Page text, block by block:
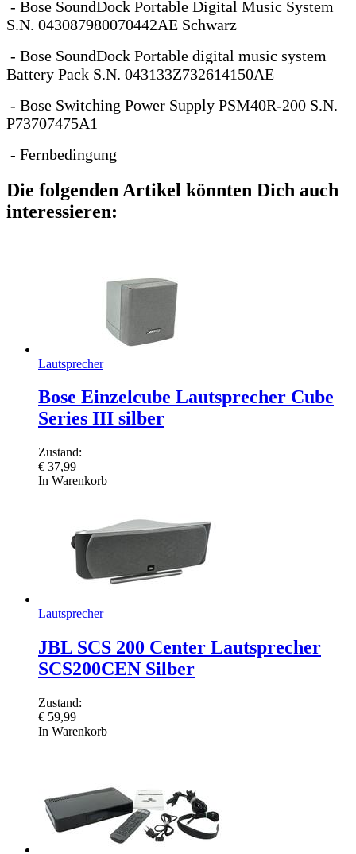
- Bose SoundDock Portable Digital Music System
S.N. 043087980070442AE Schwarz
- Bose SoundDock Portable digital music system
Battery Pack S.N. 043133Z732614150AE
- Bose Switching Power Supply PSM40R-200 S.N.
P73707475A1
- Fernbedingung
Die folgenden Artikel könnten Dich auch
interessieren:
Lautsprecher
Bose Einzelcube Lautsprecher Cube
Series III silber
Zustand:
€ 37,99
In Warenkorb
Lautsprecher
JBL SCS 200 Center Lautsprecher
SCS200CEN Silber
Zustand:
€ 59,99
In Warenkorb